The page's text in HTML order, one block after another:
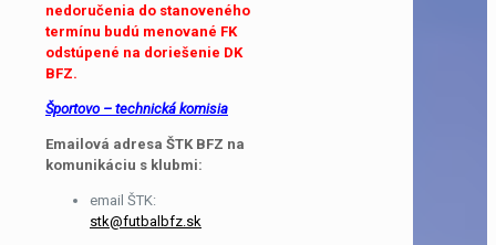
nedoručenia do stanoveného
termínu budú menované FK
odstúpené na doriešenie DK
BFZ.
Športovo – technická komisia
Emailová adresa ŠTK BFZ na
komunikáciu s klubmi:
email ŠTK:
stk@futbalbfz.sk